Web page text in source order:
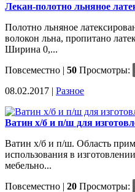
Лекан-полотно льняное
Полотно льняное
волокон льна, пропитано
Ширина 0,...
Повсеместно | 50 Просмотры:
08.02.2017 | Разное
Ватин х/б и п/ш для
Ватин х/б и п/ш. Область
использования в
мебельно...
Повсеместно | 20 Просмотры: